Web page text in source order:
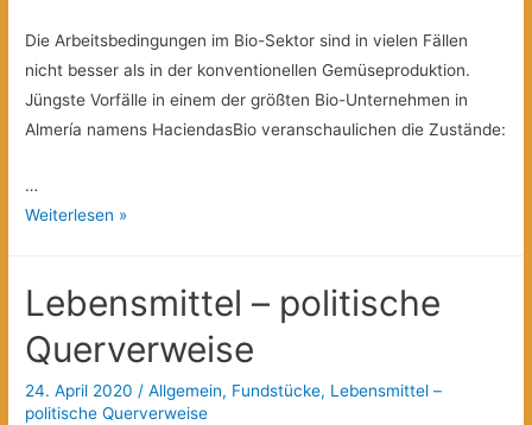
Die Arbeitsbedingungen im Bio-Sektor sind in vielen Fällen
nicht besser als in der konventionellen Gemüseproduktion.
Jüngste Vorfälle in einem der größten Bio-Unternehmen in
Almería namens HaciendasBio veranschaulichen die Zustände:
…
Lebensmittel
Querverweise
Weiterlesen »
Lebensmittel – politische
Querverweise
24. April 2020 /Allgemein, Fundstücke, Lebensmittel –
politische Querverweise